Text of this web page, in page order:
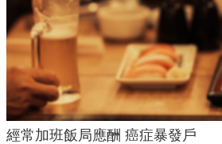
經常加班飯局應酬 癌症暴發戶